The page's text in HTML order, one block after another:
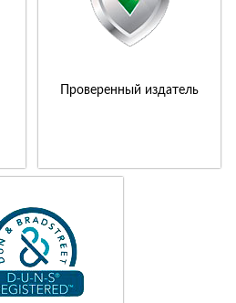
Проверенный издатель